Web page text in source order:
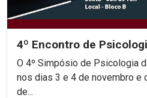
4º Encontro de
O 4º Simpósio de Psicologia
nos dias 3 e 4 de novembro e
de...